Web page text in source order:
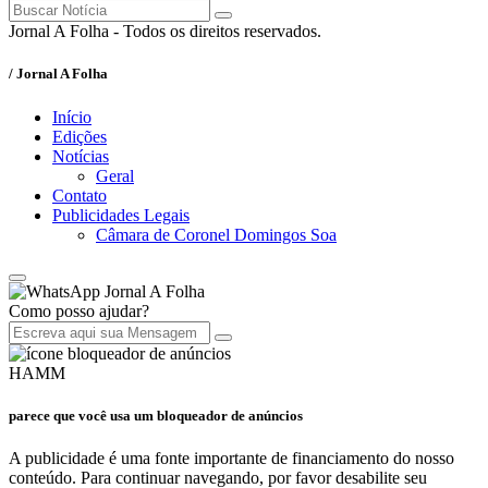
Jornal A Folha - Todos os direitos reservados.
/ Jornal A Folha
Início
Edições
Notícias
Geral
Contato
Publicidades Legais
Câmara de Coronel Domingos Soa
Jornal A Folha
Como posso ajudar?
HAMM
parece que você usa um bloqueador de anúncios
A publicidade é uma fonte importante de financiamento do nosso
conteúdo. Para continuar navegando, por favor desabilite seu